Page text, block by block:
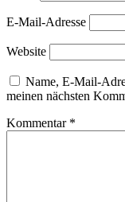
E-Mail-Adresse
Website
Name, E-Mail-
meinen nächsten
Kommentar *